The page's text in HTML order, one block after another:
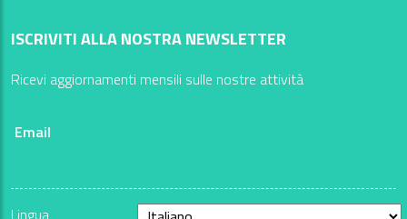
ISCRIVITI ALLA NOSTRA NEWSLETTER
Ricevi aggiornamenti mensili sulle nostre attività
Email
Lingua